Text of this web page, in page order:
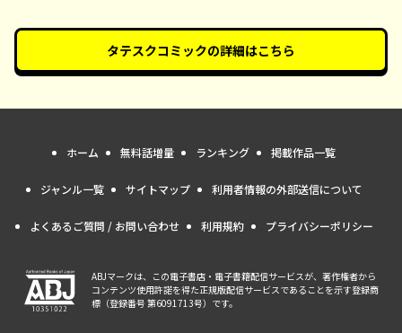
した！～【タテスク】
タテスクコミックの詳細はこちら
ホーム 無料話増量 ランキング 掲載作品一覧
ジャンル一覧 サイトマップ 利用者情報の外部送信について
よくあるご質問 / お問い合わせ 利用規約 プライバシーポリシー
ABJマークは、この電子書店・電子書籍配信サービスが、著作権者から
コンテンツ使用許諾を得た正規版配信サービスであることを示す登録商
標（登録番号 第6091713号）です。